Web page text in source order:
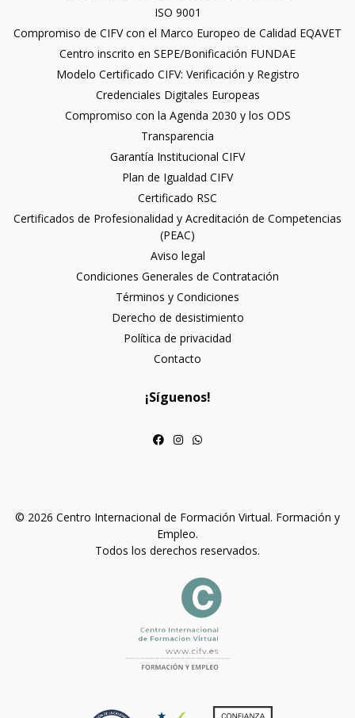
ISO 9001
Compromiso de CIFV con el Marco Europeo de Calidad EQAVET
Centro inscrito en SEPE/Bonificación FUNDAE
Modelo Certificado CIFV: Verificación y Registro
Credenciales Digitales Europeas
Compromiso con la Agenda 2030 y los ODS
Transparencia
Garantía Institucional CIFV
Plan de Igualdad CIFV
Certificado RSC
Certificados de Profesionalidad y Acreditación de Competencias
(PEAC)
Aviso legal
Condiciones Generales de Contratación
Términos y Condiciones
Derecho de desistimiento
Política de privacidad
Contacto
¡Síguenos!
© 2026 Centro Internacional de Formación Virtual. Formación y
Empleo.
Todos los derechos reservados.